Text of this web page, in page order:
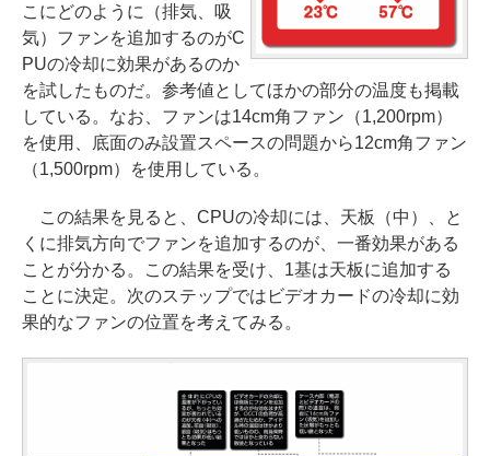
こにどのように（排気、吸
気）ファンを追加するのがC
PUの冷却に効果があるのか
を試したものだ。参考値としてほかの部分の温度も掲載
している。なお、ファンは14cm角ファン（1,200rpm）
を使用、底面のみ設置スペースの問題から12cm角ファン
（1,500rpm）を使用している。
この結果を見ると、CPUの冷却には、天板（中）、と
くに排気方向でファンを追加するのが、一番効果がある
ことが分かる。この結果を受け、1基は天板に追加する
ことに決定。次のステップではビデオカードの冷却に効
果的なファンの位置を考えてみる。